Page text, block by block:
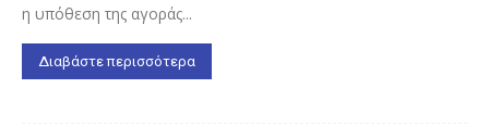
η υπόθεση της αγοράς...
Διαβάστε περισσότερα